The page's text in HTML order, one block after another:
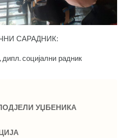
социјални радник
УЏБЕНИКА